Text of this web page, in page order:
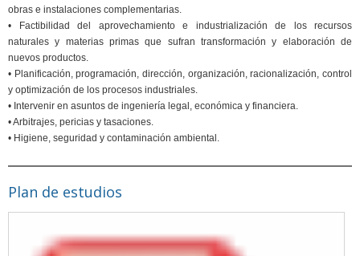
obras e instalaciones complementarias.
• Factibilidad del aprovechamiento e industrialización de los recursos
naturales y materias primas que sufran transformación y elaboración de
nuevos productos.
• Planificación, programación, dirección, organización, racionalización, control
y optimización de los procesos industriales.
• Intervenir en asuntos de ingeniería legal, económica y financiera.
• Arbitrajes, pericias y tasaciones.
• Higiene, seguridad y contaminación ambiental.
Plan de estudios